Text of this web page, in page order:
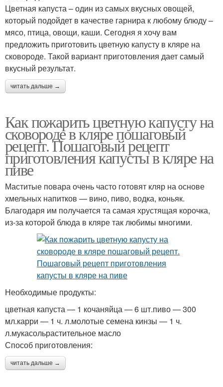
Цветная капуста – один из самых вкусных овощей,
который подойдет в качестве гарнира к любому блюду –
мясо, птица, овощи, каши. Сегодня я хочу вам
предложить приготовить цветную капусту в кляре на
сковороде. Такой вариант приготовления дает самый
вкусный результат.
читать дальше →
Как пожарить цветную капусту на
сковороде в кляре пошаговый
рецепт. Пошаговый рецепт
приготовления капусты в кляре на
пиве
Маститые повара очень часто готовят кляр на основе
хмельных напитков — вино, пиво, водка, коньяк.
Благодаря им получается та самая хрустящая корочка,
из-за которой блюда в кляре так любимы многими.
Необходимые продукты:
цветная капуста — 1 кочаняйца — 6 шт.пиво — 300
мл.карри — 1 ч. л.молотые семена кинзы — 1 ч.
л.мукасольрастительное масло
Способ приготовления:
читать дальше →